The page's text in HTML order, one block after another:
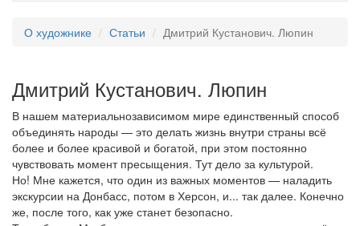
О художнике Статьи Дмитрий Кустанович. Люпин
Дмитрий Кустанович. Люпин
В нашем материальнозависимом мире единственный способ
объединять народы — это делать жизнь внутри страны всё
более и более красивой и богатой, при этом постоянно
чувствовать момент пресыщения. Тут дело за культурой.
Но! Мне кажется, что один из важных моментов — наладить
экскурсии на Донбасс, потом в Херсон, и... так далее. Конечно
же, после того, как уже станет безопасно.